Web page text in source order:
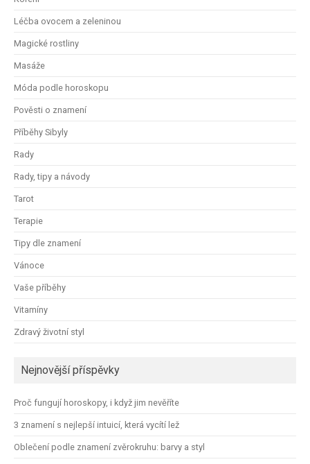
Léčba ovocem a zeleninou
Magické rostliny
Masáže
Móda podle horoskopu
Pověsti o znamení
Příběhy Sibyly
Rady
Rady, tipy a návody
Tarot
Terapie
Tipy dle znamení
Vánoce
Vaše příběhy
Vitamíny
Zdravý životní styl
Nejnovější příspěvky
Proč fungují horoskopy, i když jim nevěříte
3 znamení s nejlepší intuicí, která vycítí lež
Oblečení podle znamení zvěrokruhu: barvy a styl